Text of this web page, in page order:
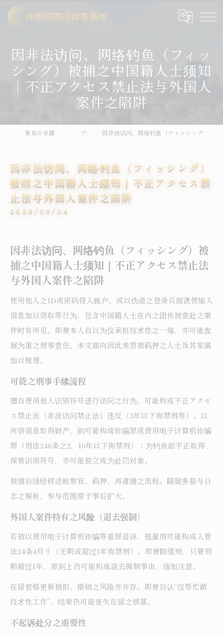
因非法访问、网络钓鱼（フィッ
シング）被捕之中国籍人士须知
｜不正アクセス禁止法与外国人
案件之陷阱
東京の弁護士なら舟渡国際法律事務所 ブログ 因非法访问、网络钓鱼（フィッシング）被捕之中国籍人士须知｜不正アクセス禁止法与外国人案件之陷阱
因非法访问、网络钓鱼（フィッシング）
被捕之中国籍人士须知｜不正アクセス禁
止法与外国人案件之陷阱
2026/06/04
因非法访问、网络钓鱼（フィッシング）被
捕之中国籍人士须知｜不正アクセス禁止法
与外国人案件之陷阱
使用他人之ID或密码侵入账户、或以伪造之登录页面诱使输入
信息加以窃取等行为，包含中国籍人士在内之团伙被查处之案
件时有所见。即便本人自以为仅承担技术性之一端，亦可能发
展为重之刑事责任。本文面向因此类型被羁押之人士及其家属
加以梳理。
可能之刑事手续流程
擅自使用他人识别符号进行访问之行为，可能构成不正アクセ
ス禁止法（非法访问禁止法）违反（3年以下拘禁刑等）。以
所窃信息取得财产，则可能构成诈骗罪或使用电子计算机诈骗
罪（刑法246条之2，10年以下拘禁刑）；为钓鱼而不正取得、
保管识别符号，亦可能独立成为处罚对象。
被捕后须经移送检察官、羁押、再逮捕之流程。随服务器与日
志之解析，参与范围常于事后扩大。
外国人案件特有之风险（退去强制）
若被以使用电子计算机诈骗等重罪追诉，视量刑可能构成入管
法24条4号リ（无期或超过1年拘禁刑）。即便附缓刑，只要刑
期超过1年，原则上仍可能构成退去强制事由，须加注意。
在留资格更新被拒、撤销之风险亦并存。即便自认“仅帮忙做
技术性工作”，结果仍可能丧失在留之根基。
不起诉处分之重要性